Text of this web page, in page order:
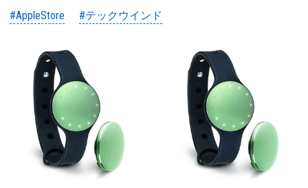
#AppleStore #テックウインド